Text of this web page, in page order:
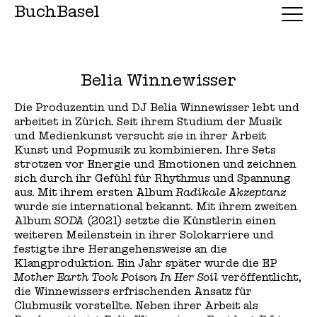
BuchBasel
Belia Winnewisser
Die Produzentin und DJ Belia Winnewisser lebt und
arbeitet in Zürich. Seit ihrem Studium der Musik
und Medienkunst versucht sie in ihrer Arbeit
Kunst und Popmusik zu kombinieren. Ihre Sets
strotzen vor Energie und Emotionen und zeichnen
sich durch ihr Gefühl für Rhythmus und Spannung
aus. Mit ihrem ersten Album Radikale Akzeptanz
wurde sie international bekannt. Mit ihrem zweiten
AlbumSODA (2021) setzte die Künstlerin einen
weiteren Meilenstein in ihrer Solokarriere und
festigte ihre Herangehensweise an die
Klangproduktion. Ein Jahr später wurde die EP
Mother Earth Took Poison In Her Soil veröffentlicht,
die Winnewissers erfrischenden Ansatz für
Clubmusik vorstellte. Neben ihrer Arbeit als